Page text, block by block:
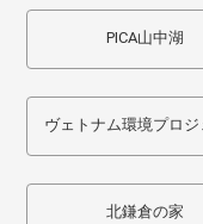
PICA山中湖
ヴェトナム環境プロジ
北鎌倉の家